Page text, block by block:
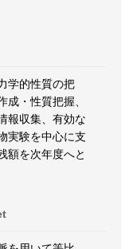
学的性質の把
・性質把握、
報収集、有効な
実験を中心に支
額を次年度へと